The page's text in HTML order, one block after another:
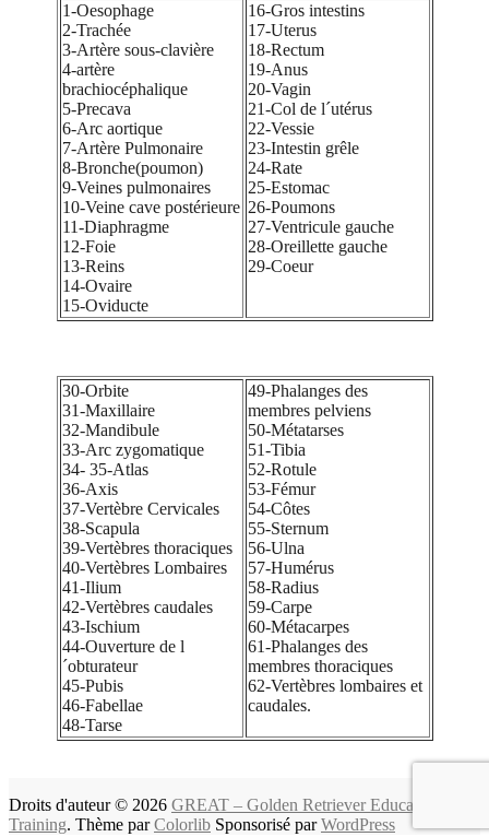
1-Oesophage
2-Trachée
3-Artère sous-clavière
4-artère
brachiocéphalique
5-Precava
6-Arc aortique
7-Artère Pulmonaire
8-Bronche(poumon)
9-Veines pulmonaires
10-Veine cave postérieure
11-Diaphragme
12-Foie
13-Reins
14-Ovaire
15-Oviducte
16-Gros intestins
17-Uterus
18-Rectum
19-Anus
20-Vagin
21-Col de l´utérus
22-Vessie
23-Intestin grêle
24-Rate
25-Estomac
26-Poumons
27-Ventricule gauche
28-Oreillette gauche
29-Coeur
30-Orbite
31-Maxillaire
32-Mandibule
33-Arc zygomatique
34- 35-Atlas
36-Axis
37-Vertèbre Cervicales
38-Scapula
39-Vertèbres thoraciques
40-Vertèbres Lombaires
41-Ilium
42-Vertèbres caudales
43-Ischium
44-Ouverture de l
´obturateur
45-Pubis
46-Fabellae
48-Tarse
49-Phalanges des
membres pelviens
50-Métatarses
51-Tibia
52-Rotule
53-Fémur
54-Côtes
55-Sternum
56-Ulna
57-Humérus
58-Radius
59-Carpe
60-Métacarpes
61-Phalanges des
membres thoraciques
62-Vertèbres lombaires et
caudales.
Droits d'auteur © 2026 GREAT – Golden Retriever Education And
Training. Thème parColorlib Sponsorisé parWordPress